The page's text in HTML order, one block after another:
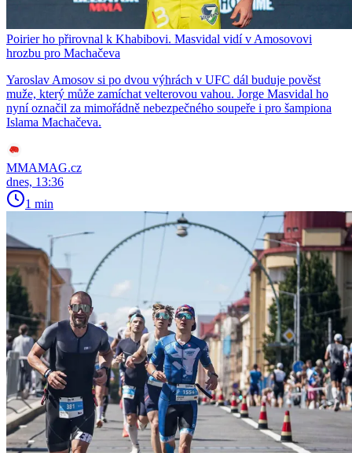
Poirier ho přirovnal k Khabibovi. Masvidal vidí v Amosovovi
hrozbu pro Machačeva
Yaroslav Amosov si po dvou výhrách v UFC dál buduje pověst
muže, který může zamíchat velterovou vahou. Jorge Masvidal ho
nyní označil za mimořádně nebezpečného soupeře i pro šampiona
Islama Machačeva.
MMAMAG.cz
dnes, 13:36
1 min